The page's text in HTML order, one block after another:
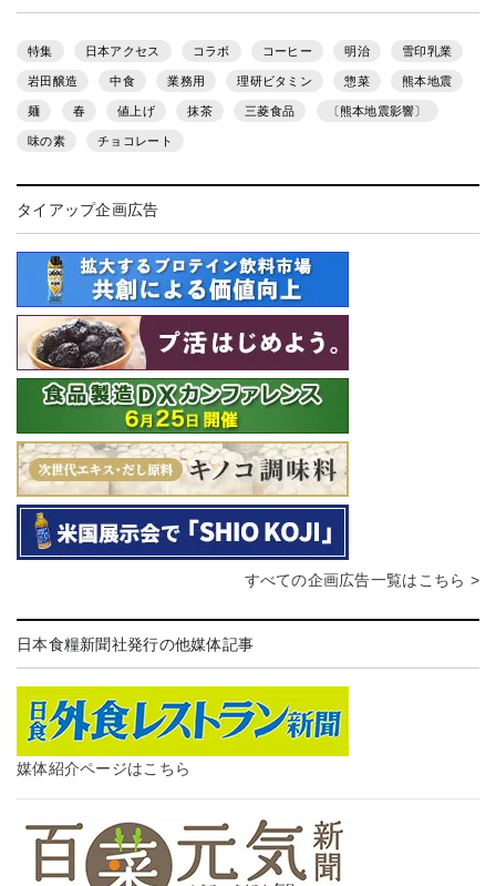
特集 日本アクセス コラボ コーヒー 明治 雪印乳業
岩田醸造 中食 業務用 理研ビタミン 惣菜 熊本地震
麺 春 値上げ 抹茶 三菱食品 〔熊本地震影響〕
味の素 チョコレート
タイアップ企画広告
すべての企画広告一覧はこちら >
日本食糧新聞社発行の他媒体記事
媒体紹介ページはこちら